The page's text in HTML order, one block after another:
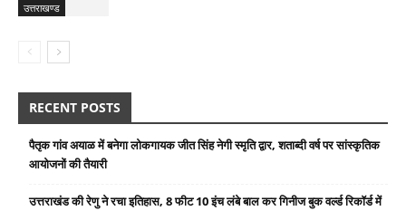
उत्तराखण्ड
RECENT POSTS
पैतृक गांव अयाळ में बनेगा लोकगायक जीत सिंह नेगी स्मृति द्वार, शताब्दी वर्ष पर सांस्कृतिक
आयोजनों की तैयारी
उत्तराखंड की रेणु ने रचा इतिहास, 8 फीट 10 इंच लंबे बाल कर गिनीज बुक वर्ल्ड रिकॉर्ड में